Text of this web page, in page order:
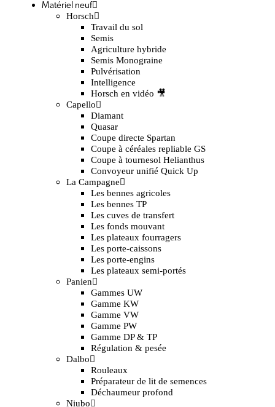
Matériel neuf
Horsch
Travail du sol
Semis
Agriculture hybride
Semis Monograine
Pulvérisation
Intelligence
Horsch en vidéo 🎥
Capello
Diamant
Quasar
Coupe directe Spartan
Coupe à céréales repliable GS
Coupe à tournesol Helianthus
Convoyeur unifié Quick Up
La Campagne
Les bennes agricoles
Les bennes TP
Les cuves de transfert
Les fonds mouvant
Les plateaux fourragers
Les porte-caissons
Les porte-engins
Les plateaux semi-portés
Panien
Gammes UW
Gamme KW
Gamme VW
Gamme PW
Gamme DP & TP
Régulation & pesée
Dalbo
Rouleaux
Préparateur de lit de semences
Déchaumeur profond
Niubo